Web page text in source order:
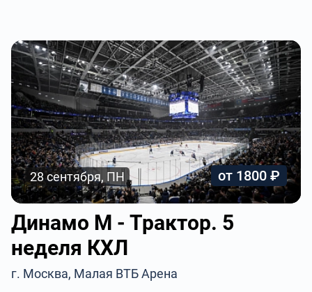
28 сентября, ПН от 1800 ₽
Динамо М - Трактор. 5
неделя КХЛ
г. Москва, Малая ВТБ Арена